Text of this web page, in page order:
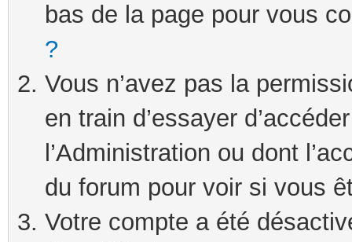
bas de la page pour vous
?
Vous n’avez pas la
en train d’essayer
l’Administration ou dont
du forum pour voir si vous
Votre compte a été